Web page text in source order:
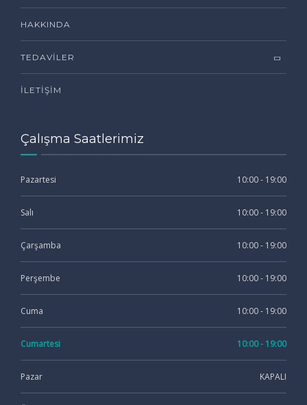
HAKKINDA
TEDAVILER
İLETIŞIM
Çalışma Saatlerimiz
Pazartesi 10:00 - 19:00
Salı 10:00 - 19:00
Çarşamba 10:00 - 19:00
Perşembe 10:00 - 19:00
Cuma 10:00 - 19:00
Cumartesi 10:00 - 19:00
Pazar KAPALI